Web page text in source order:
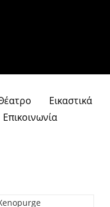
Εικαστικά
Επικοινωνία